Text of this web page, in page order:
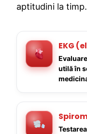
aptitudini la timp.
EKG
utilă în